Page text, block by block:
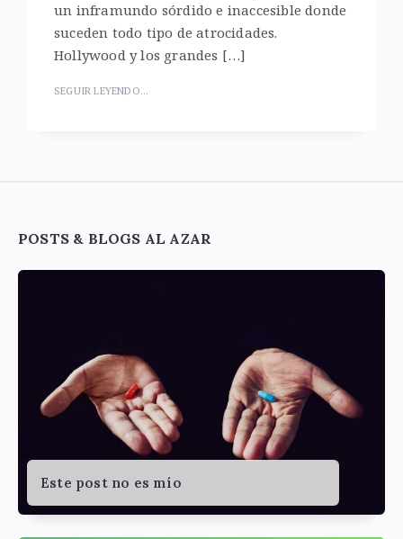
un inframundo sórdido e inaccesible donde
suceden todo tipo de atrocidades.
Hollywood y los grandes […]
SEGUIR LEYENDO...
Widgets
POSTS & BLOGS AL AZAR
Este post no es mío